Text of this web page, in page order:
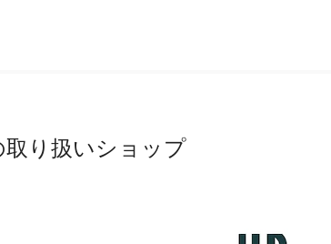
り扱いショップ